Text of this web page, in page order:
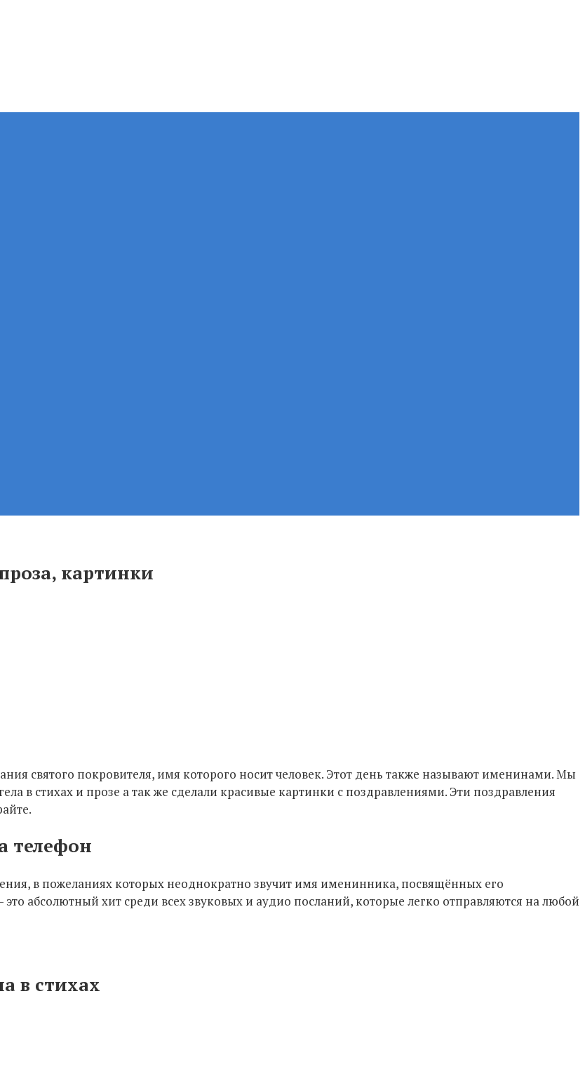
картинки
святого покровителя, имя которого носит человек. Этот день также называют именинами. Мы
в стихах и прозе а так же сделали красивые картинки с поздравлениями. Эти поздравления
телефон
в пожеланиях которых неоднократно звучит имя именинника, посвящённых его
абсолютный хит среди всех звуковых и аудио посланий, которые легко отправляются на любой
в стихах